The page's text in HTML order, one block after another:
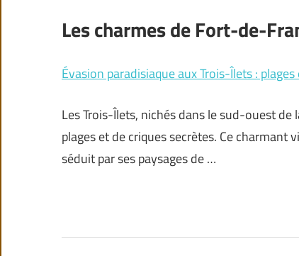
Les charmes de Fort-de-
Évasion paradisiaque aux Trois-Îlets :
Les Trois-Îlets, nichés dans le sud-ouest
plages et de criques secrètes. Ce charmant
séduit par ses paysages de …